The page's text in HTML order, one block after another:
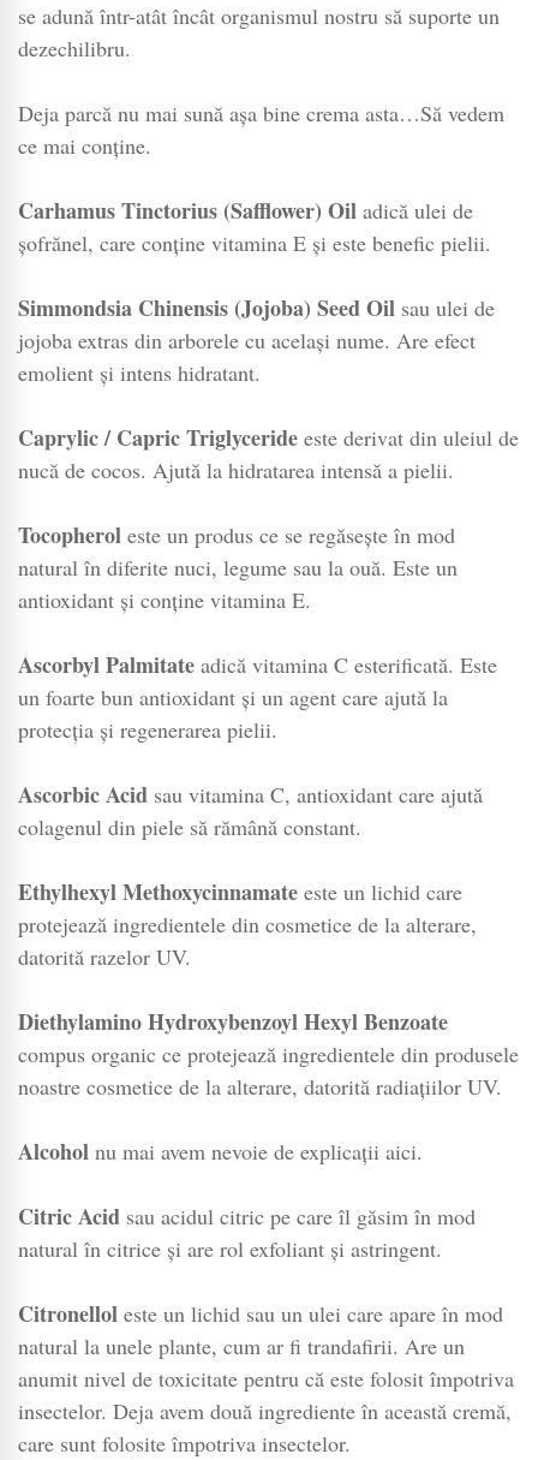
se adună într-atât încât organismul nostru să suporte un
dezechilibru.
Deja parcă nu mai sună așa bine crema asta…Să vedem
ce mai conține.
Carhamus Tinctorius (Safflower) Oil adică ulei de
șofrănel, care conține vitamina E și este benefic pielii.
Simmondsia Chinensis (Jojoba) Seed Oil sau ulei de
jojoba extras din arborele cu același nume. Are efect
emolient și intens hidratant.
Caprylic / Capric Triglyceride este derivat din uleiul de
nucă de cocos. Ajută la hidratarea intensă a pielii.
Tocopherol este un produs ce se regăsește în mod
natural în diferite nuci, legume sau la ouă. Este un
antioxidant și conține vitamina E.
Ascorbyl Palmitate adică vitamina C esterificată. Este
un foarte bun antioxidant și un agent care ajută la
protecția și regenerarea pielii.
Ascorbic Acid sau vitamina C, antioxidant care ajută
colagenul din piele să rămână constant.
Ethylhexyl Methoxycinnamate este un lichid care
protejează ingredientele din cosmetice de la alterare,
datorită razelor UV.
Diethylamino Hydroxybenzoyl Hexyl Benzoate
compus organic ce protejează ingredientele din produsele
noastre cosmetice de la alterare, datorită radiațiilor UV.
Alcohol nu mai avem nevoie de explicații aici.
Citric Acid sau acidul citric pe care îl găsim în mod
natural în citrice și are rol exfoliant și astringent.
Citronellol este un lichid sau un ulei care apare în mod
natural la unele plante, cum ar fi trandafirii. Are un
anumit nivel de toxicitate pentru că este folosit împotriva
insectelor. Deja avem două ingrediente în această cremă,
care sunt folosite împotriva insectelor.